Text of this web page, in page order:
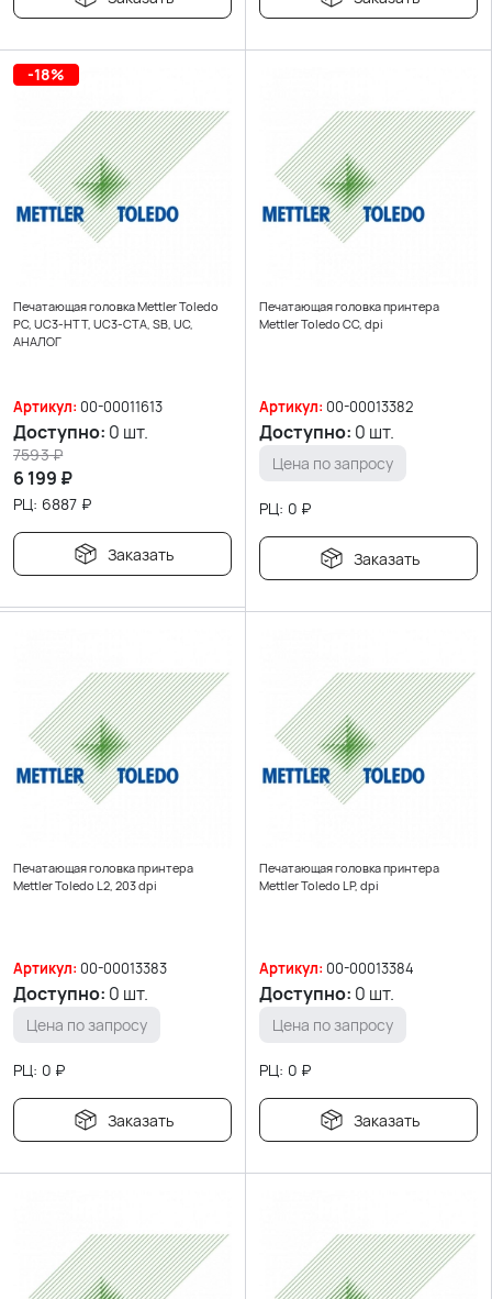
-18%
Печатающая головка Mettler Toledo
PC, UC3-HTT, UC3-CTA, SB, UC,
АНАЛОГ
Артикул: 00-00011613
Доступно: 0 шт.
6 199 ₽
7593₽
РЦ: 6887 ₽
Заказать
Печатающая головка принтера
Mettler Toledo CC, dpi
Артикул: 00-00013382
Доступно: 0 шт.
Цена по запросу
РЦ: 0 ₽
Заказать
Печатающая головка принтера
Mettler Toledo L2, 203 dpi
Артикул: 00-00013383
Доступно: 0 шт.
Цена по запросу
РЦ: 0 ₽
Заказать
Печатающая головка принтера
Mettler Toledo LP, dpi
Артикул: 00-00013384
Доступно: 0 шт.
Цена по запросу
РЦ: 0 ₽
Заказать